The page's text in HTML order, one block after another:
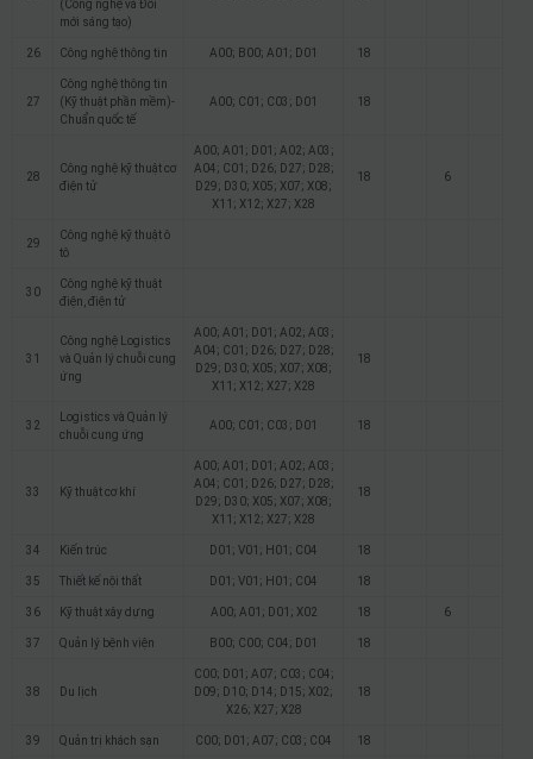
(Công nghệ và Đổi
mới sáng tạo)
26 Công nghệ thông tin A00; B00; A01; D01 18
27
Công nghệ thông tin
(Kỹ thuật phần mềm)-
Chuẩn quốc tế
A00; C01; C03; D01 18
28
Công nghệ kỹ thuật cơ
điện tử
A00; A01; D01; A02; A03;
A04; C01; D26; D27; D28;
D29; D30; X05; X07; X08;
X11; X12; X27; X28
18 6
29
Công nghệ kỹ thuật ô
tô
30
Công nghệ kỹ thuật
điện, điện tử
31
Công nghệ Logistics
và Quản lý chuỗi cung
ứng
A00; A01; D01; A02; A03;
A04; C01; D26; D27; D28;
D29; D30; X05; X07; X08;
X11; X12; X27; X28
18
32
Logistics và Quản lý
chuỗi cung ứng
A00; C01; C03; D01 18
33 Kỹ thuật cơ khí
A00; A01; D01; A02; A03;
A04; C01; D26; D27; D28;
D29; D30; X05; X07; X08;
X11; X12; X27; X28
18
34 Kiến trúc D01; V01; H01; C04 18
35 Thiết kế nội thất D01; V01; H01; C04 18
36 Kỹ thuật xây dựng A00; A01; D01; X02 18 6
37 Quản lý bệnh viện B00; C00; C04; D01 18
38 Du lịch
C00; D01; A07; C03; C04;
D09; D10; D14; D15; X02;
X26; X27; X28
18
39 Quản trị khách sạn C00; D01; A07; C03; C04 18